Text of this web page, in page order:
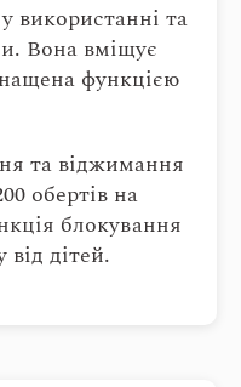
використанні та
Вона вміщує
функцією
та віджимання
обертів на
блокування
дітей.